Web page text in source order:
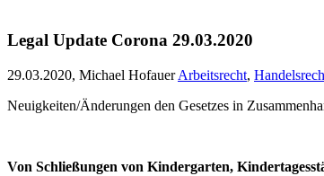
Legal Update Corona 29.03.2020
29.03.2020, Michael Hofauer Arbeitsrecht,
Neuigkeiten/Änderungen den Gesetzes in
Von Schließungen von Kindergarten,